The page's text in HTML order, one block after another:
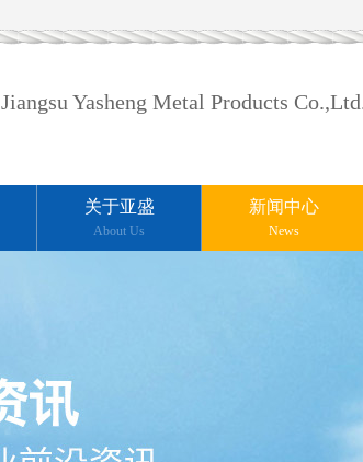
Jiangsu Yasheng Metal Products
关于亚盛
About Us
新闻中心
News